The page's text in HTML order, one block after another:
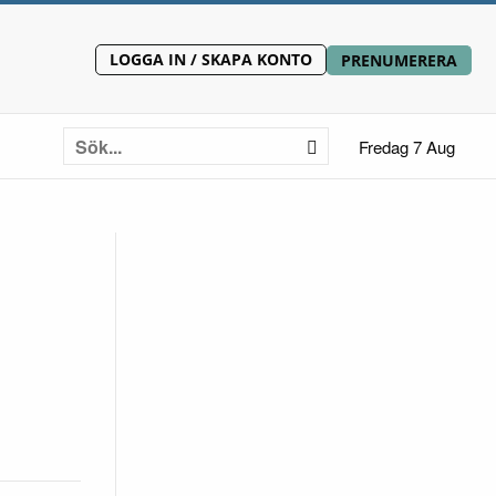
LOGGA IN / SKAPA KONTO PRENUMERERA
Fredag 7 Aug